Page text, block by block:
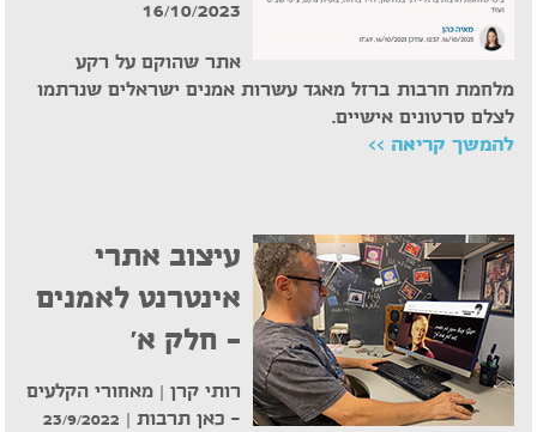
16/10/2023
אתר שהוקם על רקע
מלחמת חרבות ברזל מאגד עשרות אמנים ישראלים שנרתמו
לצלם סרטונים אישיים.
להמשך קריאה >>
עיצוב אתרי
אינטרנט לאמנים
– חלק א'
רותי קרן | מאחורי הקלעים
– כאן תרבות | 23/9/2022